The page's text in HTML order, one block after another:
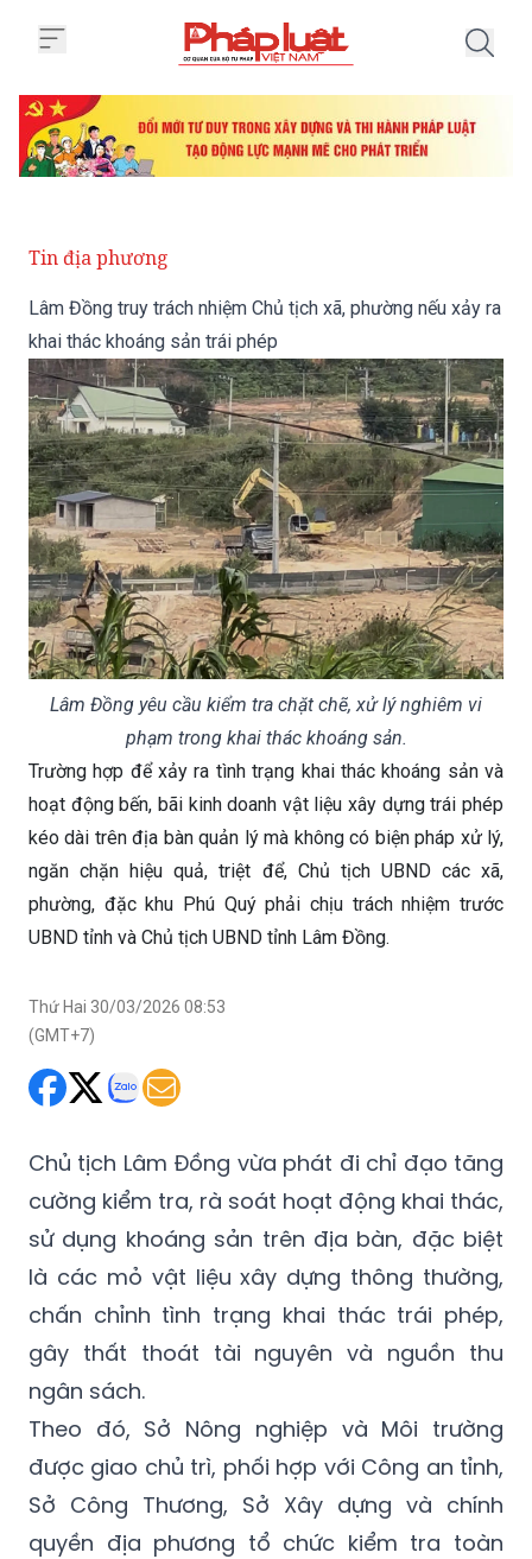
Tin địa phương
Lâm Đồng truy trách nhiệm Chủ tịch xã, phường nếu xảy ra
khai thác khoáng sản trái phép
Lâm Đồng yêu cầu kiểm tra chặt chẽ, xử lý nghiêm vi
phạm trong khai thác khoáng sản.
Trường hợp để xảy ra tình trạng khai thác khoáng sản và
hoạt động bến, bãi kinh doanh vật liệu xây dựng trái phép
kéo dài trên địa bàn quản lý mà không có biện pháp xử lý,
ngăn chặn hiệu quả, triệt để, Chủ tịch UBND các xã,
phường, đặc khu Phú Quý phải chịu trách nhiệm trước
UBND tỉnh và Chủ tịch UBND tỉnh Lâm Đồng.
Thứ Hai 30/03/2026 08:53
(GMT+7)
Chủ tịch Lâm Đồng vừa phát đi chỉ đạo tăng
cường kiểm tra, rà soát hoạt động khai thác,
sử dụng khoáng sản trên địa bàn, đặc biệt
là các mỏ vật liệu xây dựng thông thường,
chấn chỉnh tình trạng khai thác trái phép,
gây thất thoát tài nguyên và nguồn thu
ngân sách.
Theo đó, Sở Nông nghiệp và Môi trường
được giao chủ trì, phối hợp với Công an tỉnh,
Sở Công Thương, Sở Xây dựng và chính
quyền địa phương tổ chức kiểm tra toàn